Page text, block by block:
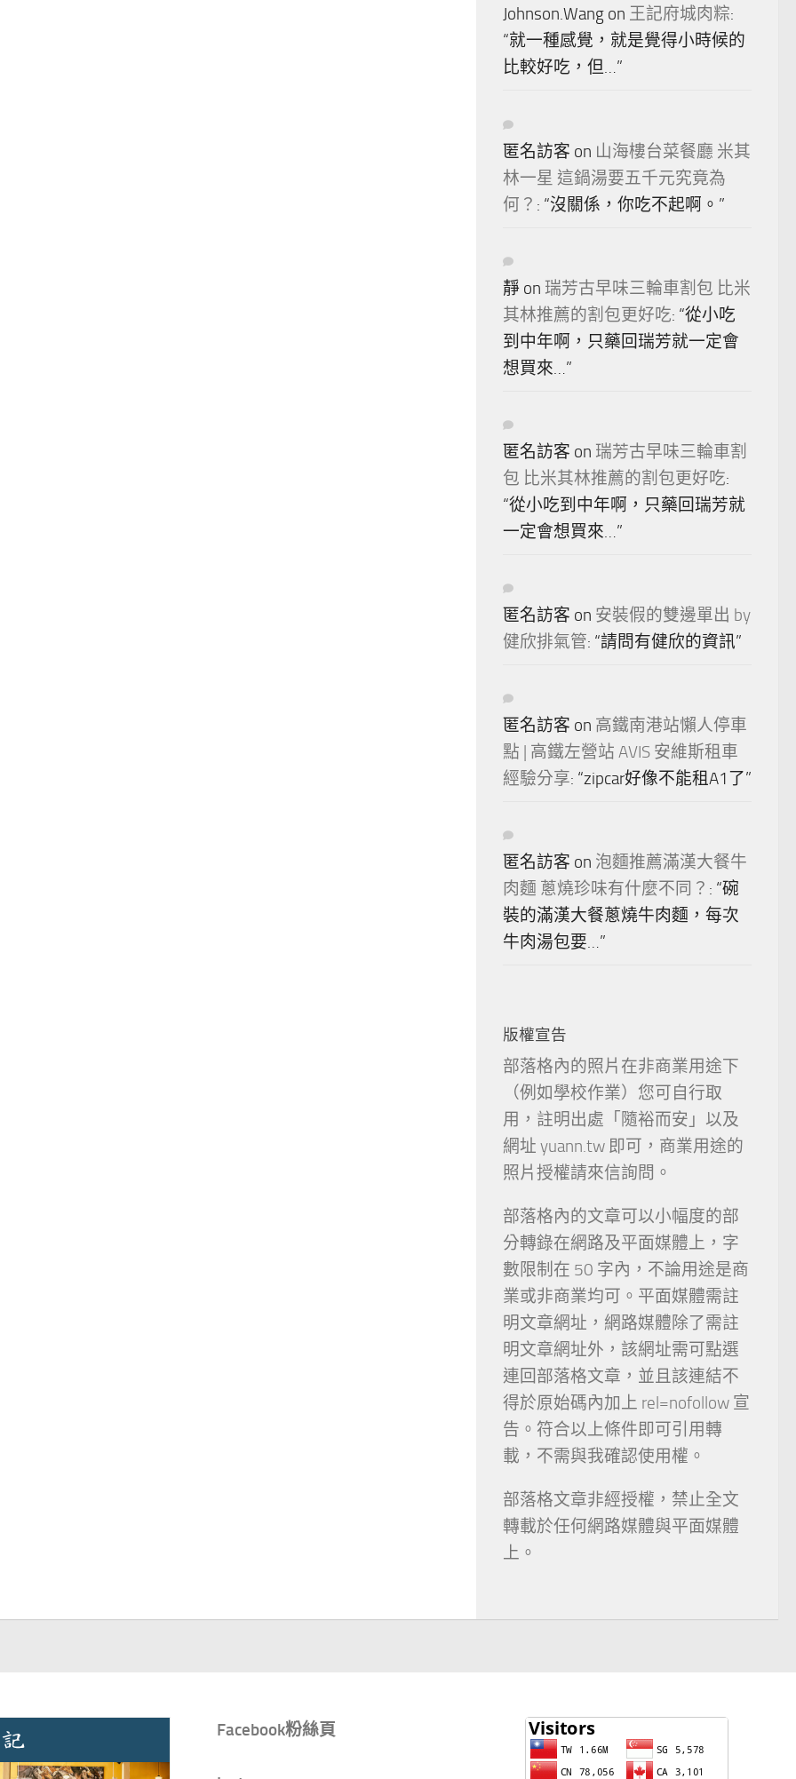
Johnson.Wang on 王記府城肉粽:
“就一種感覺，就是覺得小時候的
比較好吃，但…”
匿名訪客 on 山海樓台菜餐廳 米其
林一星 這鍋湯要五千元究竟為
何？ : “沒關係，你吃不起啊。 ”
靜 on 瑞芳古早味三輪車割包 比米
其林推薦的割包更好吃: “從小吃
到中年啊，只藥回瑞芳就一定會
想買來…”
匿名訪客 on 瑞芳古早味三輪車割
包 比米其林推薦的割包更好吃:
“從小吃到中年啊，只藥回瑞芳就
一定會想買來…”
匿名訪客 on 安裝假的雙邊單出 by
健欣排氣管: “請問有健欣的資訊”
匿名訪客 on 高鐵南港站懶人停車
點 | 高鐵左營站 AVIS 安維斯租車
經驗分享: “zipcar好像不能租A1了”
匿名訪客 on 泡麵推薦滿漢大餐牛
肉麵 蔥燒珍味有什麼不同？ : “碗
裝的滿漢大餐蔥燒牛肉麵，每次
牛肉湯包要…”
版權宣告
部落格內的照片在非商業用途下
（例如學校作業）您可自行取
用，註明出處「隨裕而安」以及
網址 yuann.tw 即可，商業用途的
照片授權請來信詢問。
部落格內的文章可以小幅度的部
分轉錄在網路及平面媒體上，字
數限制在 50 字內，不論用途是商
業或非商業均可。平面媒體需註
明文章網址，網路媒體除了需註
明文章網址外，該網址需可點選
連回部落格文章，並且該連結不
得於原始碼內加上 rel=nofollow 宣
告。符合以上條件即可引用轉
載，不需與我確認使用權。
部落格文章非經授權，禁止全文
轉載於任何網路媒體與平面媒體
上。
Facebook粉絲頁